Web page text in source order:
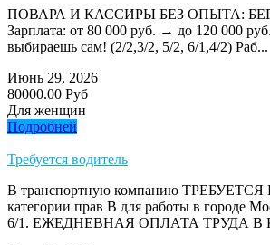
ПОВАРА И КАССИРЫ БЕЗ ОПЫТА:
Зарплата: от 80 000 руб. → до 120 000
выбираешь сам! (2/2,3/2, 5/2, 6/1,4/2) Раб...
Июнь 29, 2026
80000.00 Руб
Для женщин
Подробней
Требуется водитель
В транспортную компанию
категории прав В для работы в городе
6/1. ЕЖЕДНЕВНАЯ ОПЛАТА ТРУДА В